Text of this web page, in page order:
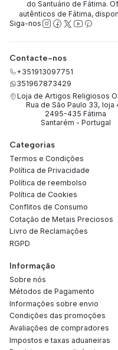
do Santuário de Fátima.
autênticos de Fátima,
Siga-nos
Contacte-nos
+351913097751
351967873429
Loja de Artigos Religiosos
Rua de São Paulo 33, loja
2495-435 Fátima
Santarém - Portugal
Categorias
Termos e Condições
Política de Privacidade
Política de reembolso
Política de Cookies
Conflitos de Consumo
Cotação de Metais Preciosos
Livro de Reclamações
RGPD
Informação
Sobre nós
Métodos de Pagamento
Informações sobre envio
Condições das promoções
Avaliações de compradores
Impostos e taxas aduaneiras